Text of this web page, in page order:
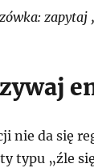
zapytaj
nie da się
typu „źle